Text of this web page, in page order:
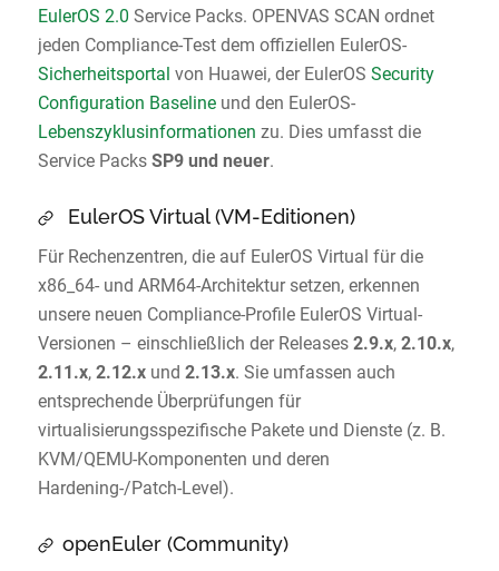
EulerOS 2.0 Service Packs. OPENVAS SCAN ordnet
jeden Compliance-Test dem offiziellen EulerOS-
Sicherheitsportal von Huawei, der EulerOS Security
Configuration Baselineund den EulerOS-
Lebenszyklusinformationen zu. Dies umfasst die
Service Packs SP9 und neuer.
EulerOS Virtual (VM-Editionen)
Für Rechenzentren, die auf EulerOS Virtual für die
x86_64- und ARM64-Architektur setzen, erkennen
unsere neuen Compliance-Profile EulerOS Virtual-
Versionen – einschließlich der Releases 2.9.x, 2.10.x,
2.11.x, 2.12.xund 2.13.x. Sie umfassen auch
entsprechende Überprüfungen für
virtualisierungsspezifische Pakete und Dienste (z. B.
KVM/QEMU-Komponenten und deren
Hardening-/Patch-Level).
openEuler (Community)